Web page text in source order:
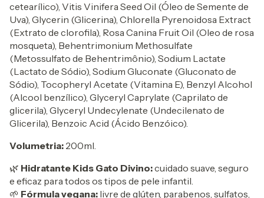
cetearílico), Vitis Vinifera Seed Oil (Óleo de Semente de
Uva), Glycerin (Glicerina), Chlorella Pyrenoidosa Extract
(Extrato de clorofila), Rosa Canina Fruit Oil (Oleo de rosa
mosqueta), Behentrimonium Methosulfate
(Metossulfato de Behentrimônio), Sodium Lactate
(Lactato de Sódio), Sodium Gluconate (Gluconato de
Sódio), Tocopheryl Acetate (Vitamina E), Benzyl Alcohol
(Alcool benzílico), Glyceryl Caprylate (Caprilato de
glicerila), Glyceryl Undecylenate (Undecilenato de
Glicerila), Benzoic Acid (Ácido Benzóico).
Volumetria: 200ml.
🌿 Hidratante Kids Gato Divino:cuidado suave, seguro
e eficaz para todos os tipos de pele infantil.
🌱 Fórmula vegana: livre de glúten, parabenos, sulfatos,